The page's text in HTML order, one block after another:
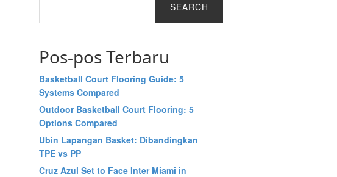
SEARCH
Pos-pos Terbaru
Basketball Court Flooring Guide: 5
Systems Compared
Outdoor Basketball Court Flooring: 5
Options Compared
Ubin Lapangan Basket: Dibandingkan
TPE vs PP
Cruz Azul Set to Face Inter Miami in